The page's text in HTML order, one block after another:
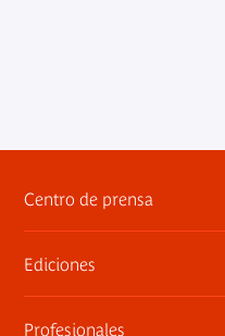
Centro de prensa
Dosieres, comunicados
exposiciones
Ediciones
Profesionales